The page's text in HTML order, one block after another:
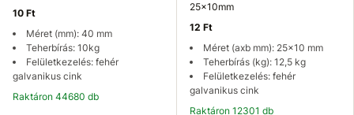
10 Ft
Méret (mm): 40 mm
Teherbírás: 10kg
Felületkezelés: fehér
galvanikus cink
Raktáron 44680 db
25x10mm
12 Ft
Méret (axb mm): 25x10 mm
Teherbírás (kg): 12,5 kg
Felületkezelés: fehér
galvanikus cink
Raktáron 12301 db